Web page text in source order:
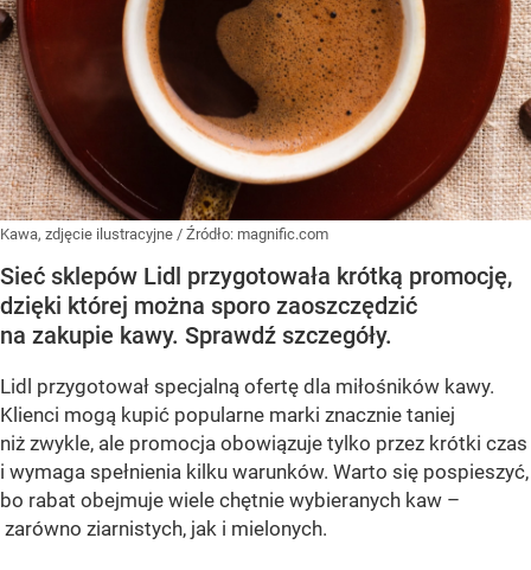
Kawa, zdjęcie ilustracyjne / Źródło: magnific.com
Sieć sklepów Lidl przygotowała krótką promocję,
dzięki której można sporo zaoszczędzić
na zakupie kawy. Sprawdź szczegóły.
Lidl przygotował specjalną ofertę dla miłośników kawy.
Klienci mogą kupić popularne marki znacznie taniej
niż zwykle, ale promocja obowiązuje tylko przez krótki czas
i wymaga spełnienia kilku warunków. Warto się pospieszyć,
bo rabat obejmuje wiele chętnie wybieranych kaw –
zarówno ziarnistych, jak i mielonych.